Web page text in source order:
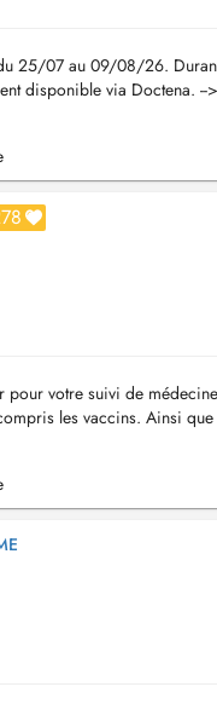
25/07 au 09/08/26.
disponible via Doctena.
...
pour votre suivi de
les vaccins. Ainsi
abdomin...